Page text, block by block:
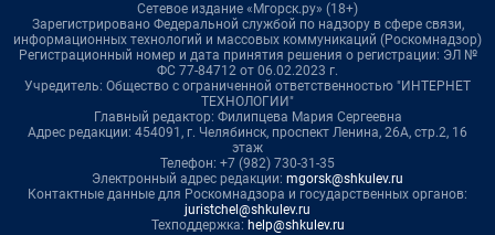
Сетевое издание «Мгорск.ру» (18+)
Зарегистрировано Федеральной службой по надзору в сфере связи,
информационных технологий и массовых коммуникаций (Роскомнадзор)
Регистрационный номер и дата принятия решения о регистрации: ЭЛ №
ФС 77-84712 от 06.02.2023 г.
Учредитель: Общество с ограниченной ответственностью "ИНТЕРНЕТ
ТЕХНОЛОГИИ"
Главный редактор: Филипцева Мария Сергеевна
Адрес редакции: 454091, г. Челябинск, проспект Ленина, 26А, стр.2, 16
этаж
Телефон: +7 (982) 730-31-35
Электронный адрес редакции: mgorsk@shkulev.ru
Контактные данные для Роскомнадзора и государственных органов:
juristchel@shkulev.ru
Техподдержка: help@shkulev.ru